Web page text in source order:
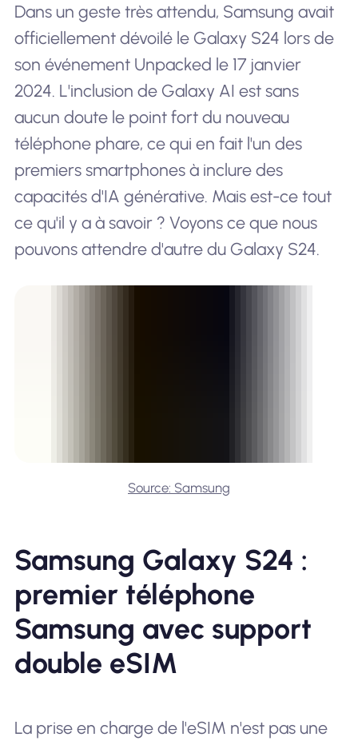
Dans un geste très attendu, Samsung avait
officiellement dévoilé le Galaxy S24 lors de
son événement Unpacked le 17 janvier
2024. L'inclusion de Galaxy AI est sans
aucun doute le point fort du nouveau
téléphone phare, ce qui en fait l'un des
premiers smartphones à inclure des
capacités d'IA générative. Mais est-ce tout
ce qu'il y a à savoir ? Voyons ce que nous
pouvons attendre d'autre du Galaxy S24.
Source: Samsung
Samsung Galaxy S24 :
premier téléphone
Samsung avec support
double eSIM
La prise en charge de l'eSIM n'est pas une